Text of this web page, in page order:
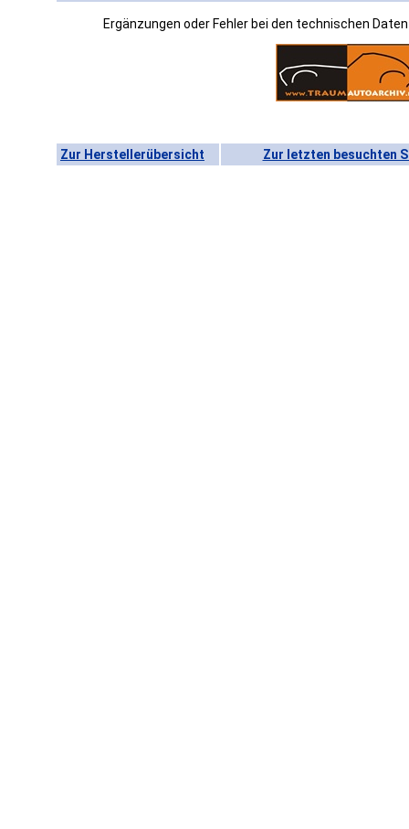
Ergänzungen oder Fehler bei den technischen
Zur Herstellerübersicht Zur letzten besuchten